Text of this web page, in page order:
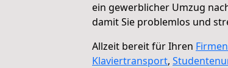
ein gewerblicher Umzug
damit Sie problemlos und
Allzeit bereit für Ihren
Klaviertransport,